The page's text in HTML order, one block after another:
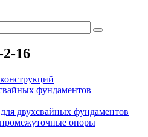
16
фундаментов
двухсвайных фундаментов
опоры